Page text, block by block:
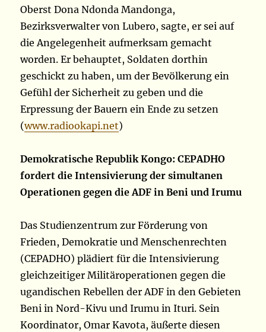
Oberst Dona Ndonda Mandonga,
Bezirksverwalter von Lubero, sagte, er sei auf
die Angelegenheit aufmerksam gemacht
worden. Er behauptet, Soldaten dorthin
geschickt zu haben, um der Bevölkerung ein
Gefühl der Sicherheit zu geben und die
Erpressung der Bauern ein Ende zu setzen
(www.radiookapi.net)
Demokratische Republik Kongo: CEPADHO
fordert die Intensivierung der simultanen
Operationen gegen die ADF in Beni und Irumu
Das Studienzentrum zur Förderung von
Frieden, Demokratie und Menschenrechten
(CEPADHO) plädiert für die Intensivierung
gleichzeitiger Militäroperationen gegen die
ugandischen Rebellen der ADF in den Gebieten
Beni in Nord-Kivu und Irumu in Ituri. Sein
Koordinator, Omar Kavota, äußerte diesen